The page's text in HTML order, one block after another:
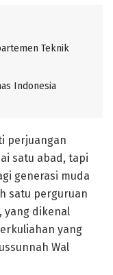
Teknik
Indonesia
perjuangan
satu abad, tapi
generasi muda
satu perguruan
yang dikenal
yang
Wal